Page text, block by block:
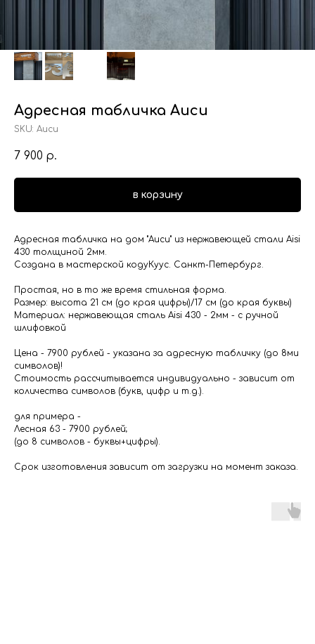
Адресная табличка Аиси
SKU: Аиси
7 900 р.
в корзину
Адресная табличка на дом "Аиси" из нержавеющей стали Aisi
430 толщиной 2мм.
Создана в мастерской кодуКуус. Санкт-Петербург.
Простая, но в то же время стильная форма.
Размер: высота 21 см (до края цифры)/17 см (до края буквы)
Материал: нержавеющая сталь Aisi 430 - 2мм - с ручной
шлифовкой
Цена - 7900 рублей - указана за адресную табличку (до 8ми
символов)!
Стоимость рассчитывается индивидуально - зависит от
количества символов (букв, цифр и т.д.).
для примера -
Лесная 63 - 7900 рублей;
(до 8 символов - буквы+цифры).
Срок изготовления зависит от загрузки на момент заказа.